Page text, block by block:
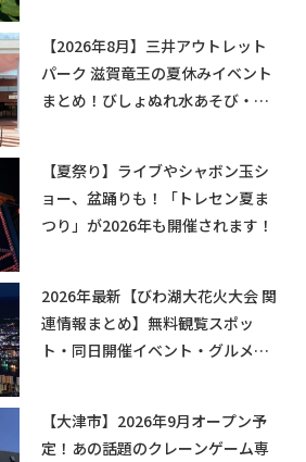
【2026年8月】三井アウトレット
パーク 滋賀竜王の夏休みイベント
まとめ！びしょぬれ水あそび・激
【夏祭り】ライブやシャボン玉シ
ョー、盆踊りも！「トレセン夏ま
つり」が2026年も開催されます！
2026年最新【びわ湖大花火大会 関
連情報まとめ】無料観覧スポッ
ト・同日開催イベント・グルメマ
【大津市】2026年9月オープン予
定！あの話題のクレーンゲーム専